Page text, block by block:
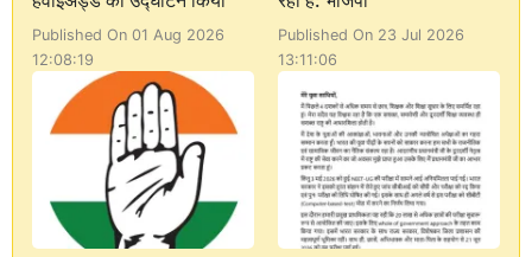
Published On 01 Aug 2026
12:08:19
Published On 23 Jul 2026
13:11:06